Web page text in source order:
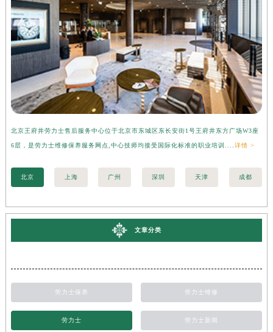
北京王府井劳力士售后服务中心位于北京市东城区东长安街1号王府井东方广场W3座
6层，是劳力士维修保养服务网点,中心技师均接受国际化标准的职业培训.... 详情 >
北京 上海 广州 深圳 天津 成都
文章分类
劳力士保养 劳力士维修
劳力士 劳力士新闻